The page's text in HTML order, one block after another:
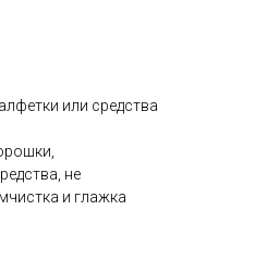
или средства
не
и глажка